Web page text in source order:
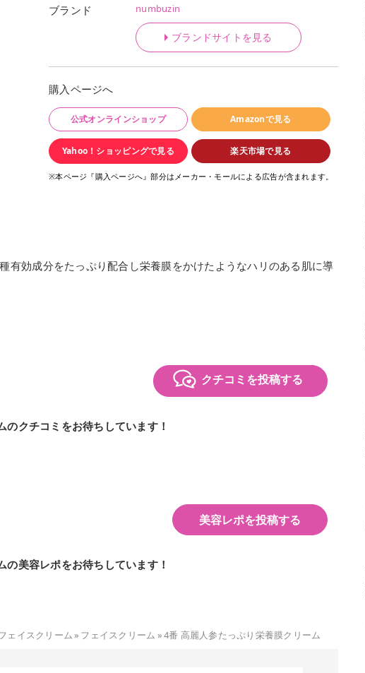
ブランド numbuzin
ブランドサイトを見る
購入ページへ
公式オンラインショップ Amazonで見る
Yahoo！ショッピングで見る 楽天市場で見る
※本ページ『購入ページへ』部分はメーカー・モールによる広告が含まれます。
有効成分をたっぷり配合し栄養膜をかけたようなハリのある肌に導
クチコミを投稿する
のクチコミをお待ちしています！
美容レポを投稿する
の美容レポをお待ちしています！
ェイスクリーム» フェイスクリーム »4番 高麗人参たっぷり栄養膜クリーム